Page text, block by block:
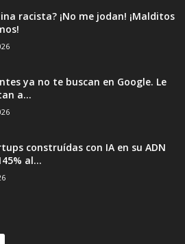
racista? ¡No me jodan! ¡Malditos
ya no te buscan en Google. Le
a...
construídas con IA en su ADN
al...